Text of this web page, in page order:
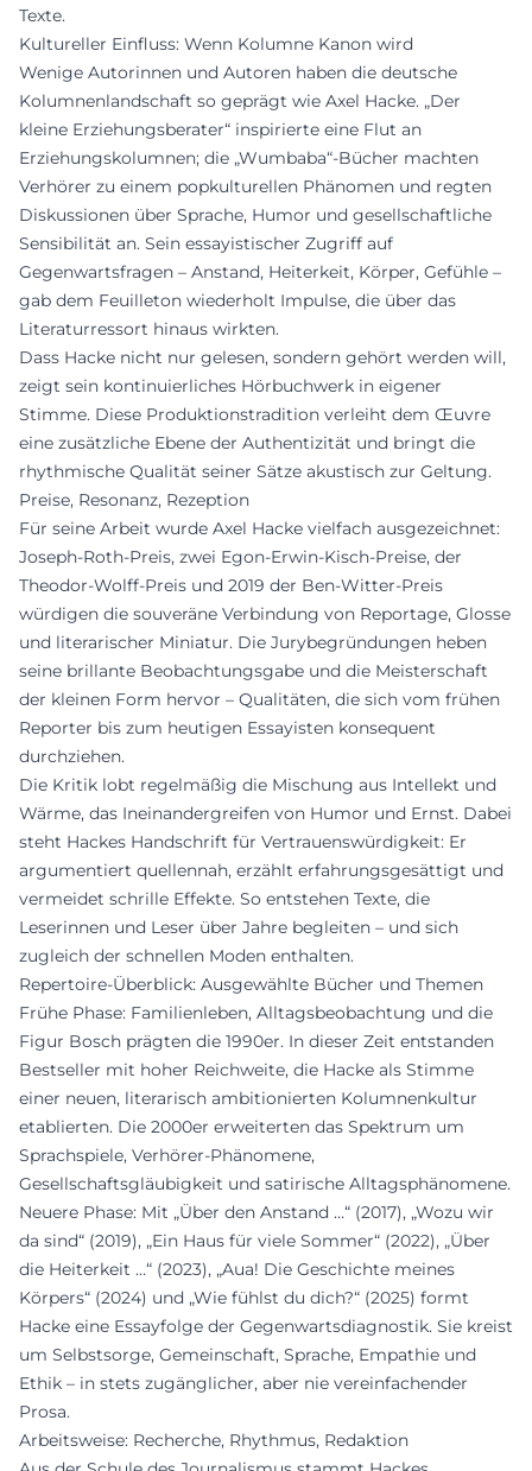
Texte.
Kultureller Einfluss: Wenn Kolumne Kanon wird
Wenige Autorinnen und Autoren haben die deutsche
Kolumnenlandschaft so geprägt wie Axel Hacke. „Der
kleine Erziehungsberater“ inspirierte eine Flut an
Erziehungskolumnen; die „Wumbaba“-Bücher machten
Verhörer zu einem popkulturellen Phänomen und regten
Diskussionen über Sprache, Humor und gesellschaftliche
Sensibilität an. Sein essayistischer Zugriff auf
Gegenwartsfragen – Anstand, Heiterkeit, Körper, Gefühle –
gab dem Feuilleton wiederholt Impulse, die über das
Literaturressort hinaus wirkten.
Dass Hacke nicht nur gelesen, sondern gehört werden will,
zeigt sein kontinuierliches Hörbuchwerk in eigener
Stimme. Diese Produktionstradition verleiht dem Œuvre
eine zusätzliche Ebene der Authentizität und bringt die
rhythmische Qualität seiner Sätze akustisch zur Geltung.
Preise, Resonanz, Rezeption
Für seine Arbeit wurde Axel Hacke vielfach ausgezeichnet:
Joseph-Roth-Preis, zwei Egon-Erwin-Kisch-Preise, der
Theodor-Wolff-Preis und 2019 der Ben-Witter-Preis
würdigen die souveräne Verbindung von Reportage, Glosse
und literarischer Miniatur. Die Jurybegründungen heben
seine brillante Beobachtungsgabe und die Meisterschaft
der kleinen Form hervor – Qualitäten, die sich vom frühen
Reporter bis zum heutigen Essayisten konsequent
durchziehen.
Die Kritik lobt regelmäßig die Mischung aus Intellekt und
Wärme, das Ineinandergreifen von Humor und Ernst. Dabei
steht Hackes Handschrift für Vertrauenswürdigkeit: Er
argumentiert quellennah, erzählt erfahrungsgesättigt und
vermeidet schrille Effekte. So entstehen Texte, die
Leserinnen und Leser über Jahre begleiten – und sich
zugleich der schnellen Moden enthalten.
Repertoire-Überblick: Ausgewählte Bücher und Themen
Frühe Phase: Familienleben, Alltagsbeobachtung und die
Figur Bosch prägten die 1990er. In dieser Zeit entstanden
Bestseller mit hoher Reichweite, die Hacke als Stimme
einer neuen, literarisch ambitionierten Kolumnenkultur
etablierten. Die 2000er erweiterten das Spektrum um
Sprachspiele, Verhörer-Phänomene,
Gesellschaftsgläubigkeit und satirische Alltagsphänomene.
Neuere Phase: Mit „Über den Anstand …“ (2017), „Wozu wir
da sind“ (2019), „Ein Haus für viele Sommer“ (2022), „Über
die Heiterkeit …“ (2023), „Aua! Die Geschichte meines
Körpers“ (2024) und „Wie fühlst du dich?“ (2025) formt
Hacke eine Essayfolge der Gegenwartsdiagnostik. Sie kreist
um Selbstsorge, Gemeinschaft, Sprache, Empathie und
Ethik – in stets zugänglicher, aber nie vereinfachender
Prosa.
Arbeitsweise: Recherche, Rhythmus, Redaktion